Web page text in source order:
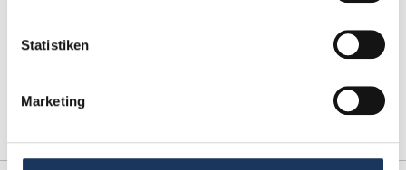
Statistiken
Marketing